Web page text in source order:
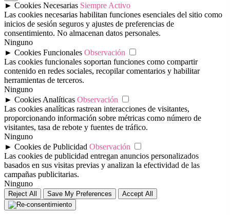
► Cookies Necesarias Siempre Activo
Las cookies necesarias habilitan funciones esenciales del sitio como
inicios de sesión seguros y ajustes de preferencias de
consentimiento. No almacenan datos personales.
Ninguno
► Cookies Funcionales Observación
Las cookies funcionales soportan funciones como compartir
contenido en redes sociales, recopilar comentarios y habilitar
herramientas de terceros.
Ninguno
► Cookies Analíticas Observación
Las cookies analíticas rastrean interacciones de visitantes,
proporcionando información sobre métricas como número de
visitantes, tasa de rebote y fuentes de tráfico.
Ninguno
► Cookies de Publicidad Observación
Las cookies de publicidad entregan anuncios personalizados
basados en sus visitas previas y analizan la efectividad de las
campañas publicitarias.
Ninguno
Reject All Save My Preferences Accept All